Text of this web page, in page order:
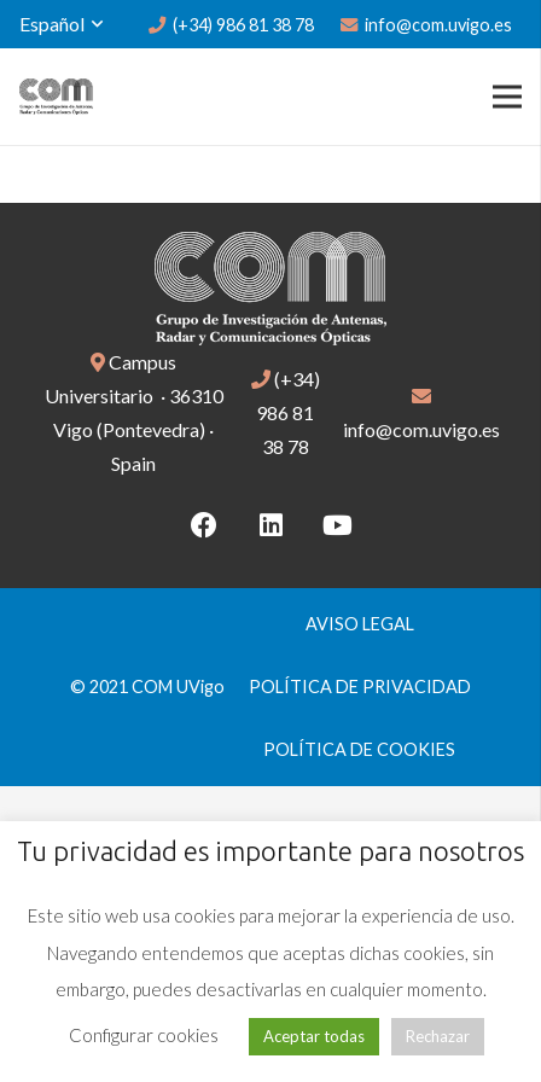
Español (+34) 986 81 38 78 info@com.uvigo.es
Campus
Universitario · 36310
Vigo (Pontevedra) ·
Spain
(+34)
986 81
38 78
info@com.uvigo.es
© 2021 COM UVigo
AVISO LEGAL
POLÍTICA DE PRIVACIDAD
POLÍTICA DE COOKIES
Tu privacidad es importante para nosotros
Este sitio web usa cookies para mejorar la experiencia de uso.
Navegando entendemos que aceptas dichas cookies, sin
embargo, puedes desactivarlas en cualquier momento.
Configurar cookies Aceptar todas Rechazar